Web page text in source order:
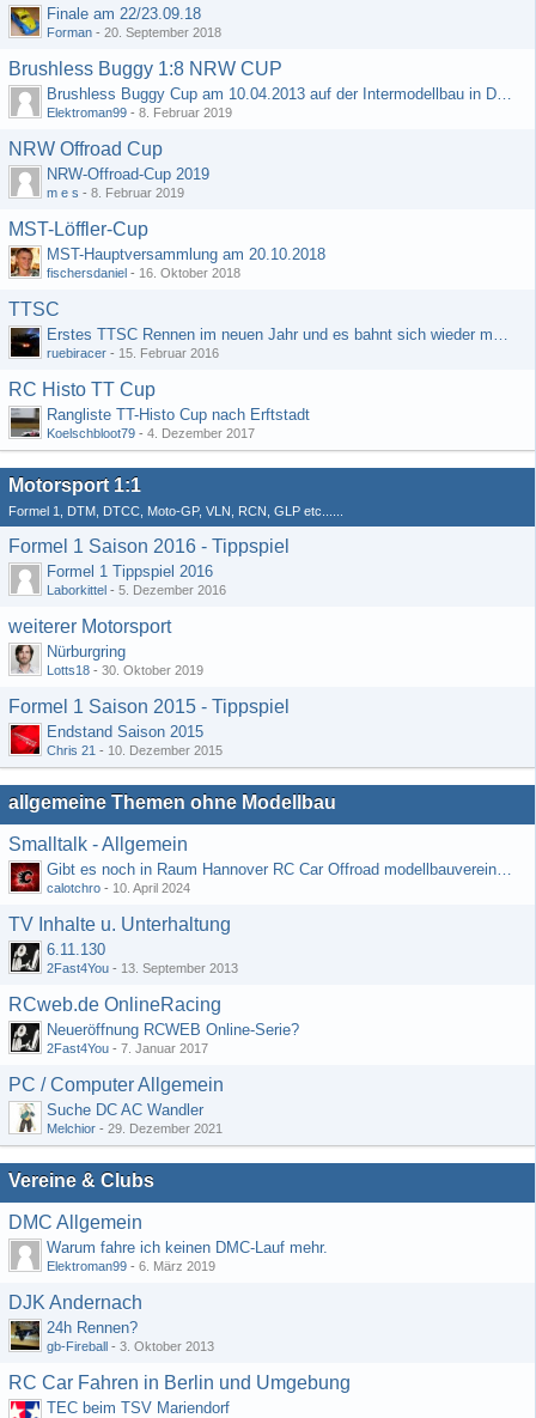
Finale am 22/23.09.18
Forman - 20. September 2018
Brushless Buggy 1:8 NRW CUP
Brushless Buggy Cup am 10.04.2013 auf der Intermodellbau in Dortmund
Elektroman99 - 8. Februar 2019
NRW Offroad Cup
NRW-Offroad-Cup 2019
m e s - 8. Februar 2019
MST-Löffler-Cup
MST-Hauptversammlung am 20.10.2018
fischersdaniel - 16. Oktober 2018
TTSC
Erstes TTSC Rennen im neuen Jahr und es bahnt sich wieder mal eine Rekordteilnehmerzahl an
ruebiracer - 15. Februar 2016
RC Histo TT Cup
Rangliste TT-Histo Cup nach Erftstadt
Koelschbloot79 - 4. Dezember 2017
Motorsport 1:1
Formel 1, DTM, DTCC, Moto-GP, VLN, RCN, GLP etc......
Formel 1 Saison 2016 - Tippspiel
Formel 1 Tippspiel 2016
Laborkittel - 5. Dezember 2016
weiterer Motorsport
Nürburgring
Lotts18 - 30. Oktober 2019
Formel 1 Saison 2015 - Tippspiel
Endstand Saison 2015
Chris 21 - 10. Dezember 2015
allgemeine Themen ohne Modellbau
Smalltalk - Allgemein
Gibt es noch in Raum Hannover RC Car Offroad modellbauvereine, habe selbst schon gegoogelt aber erfolglos
calotchro - 10. April 2024
TV Inhalte u. Unterhaltung
6.11.130
2Fast4You - 13. September 2013
RCweb.de OnlineRacing
Neueröffnung RCWEB Online-Serie?
2Fast4You - 7. Januar 2017
PC / Computer Allgemein
Suche DC AC Wandler
Melchior - 29. Dezember 2021
Vereine & Clubs
DMC Allgemein
Warum fahre ich keinen DMC-Lauf mehr.
Elektroman99 - 6. März 2019
DJK Andernach
24h Rennen?
gb-Fireball - 3. Oktober 2013
RC Car Fahren in Berlin und Umgebung
TEC beim TSV Mariendorf